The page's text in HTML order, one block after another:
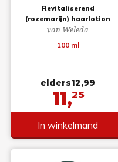
Revitaliserend
(rozemarijn) haarlotion
van Weleda
100 ml
elders12,99
11,25
In winkelmand